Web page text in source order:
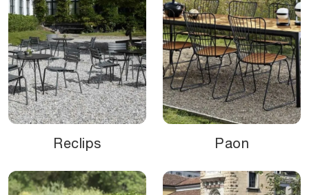
Reclips Paon